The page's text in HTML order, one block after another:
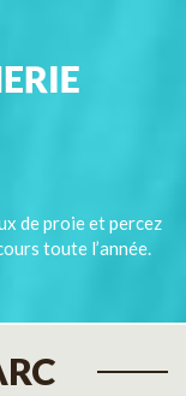
de proie et percez
toute l’année.